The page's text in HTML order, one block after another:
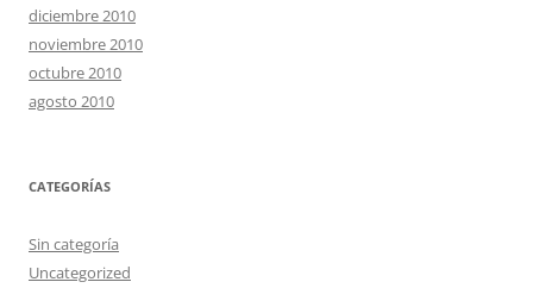
diciembre 2010
noviembre 2010
octubre 2010
agosto 2010
CATEGORÍAS
Sin categoría
Uncategorized